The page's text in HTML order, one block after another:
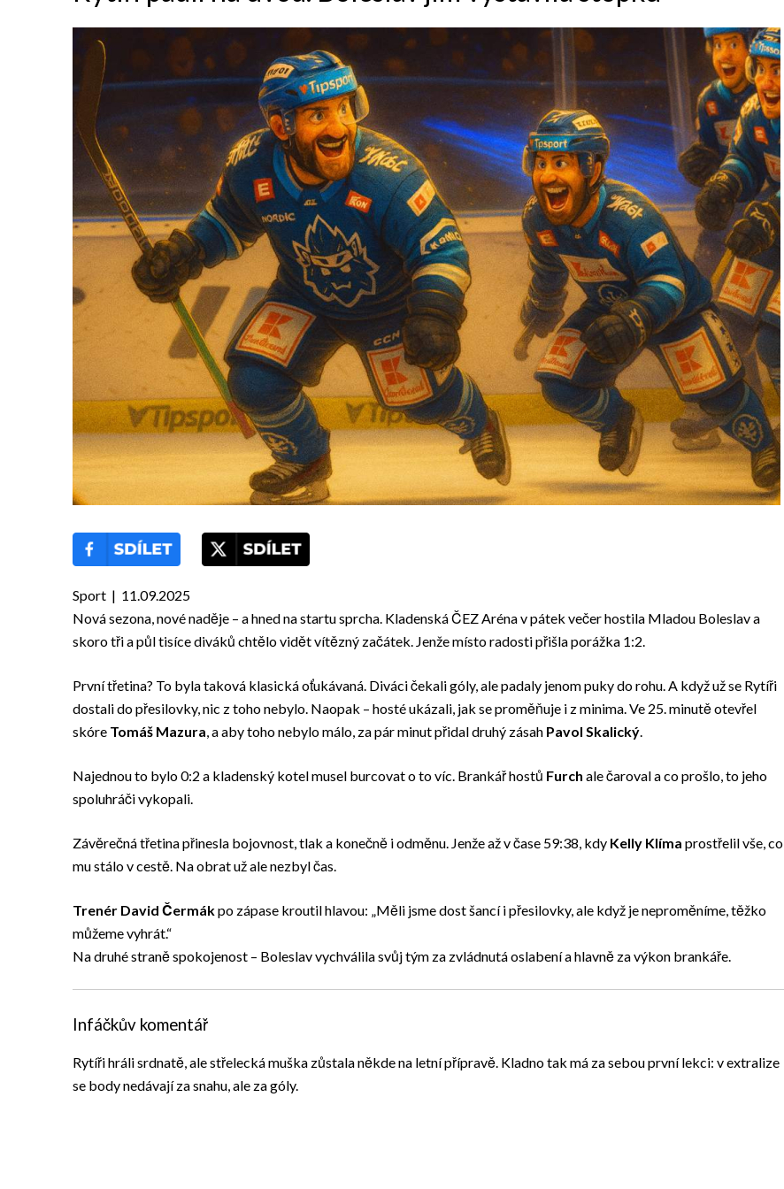
Sport | 11.09.2025
Nová sezona, nové naděje – a hned na startu sprcha. Kladenská ČEZ Aréna v pátek večer hostila Mladou Boleslav a
skoro tři a půl tisíce diváků chtělo vidět vítězný začátek. Jenže místo radosti přišla porážka 1:2.
První třetina? To byla taková klasická oťukávaná. Diváci čekali góly, ale padaly jenom puky do rohu. A když už se Rytíři
dostali do přesilovky, nic z toho nebylo. Naopak – hosté ukázali, jak se proměňuje i z minima. Ve 25. minutě otevřel
skóre Tomáš Mazura, a aby toho nebylo málo, za pár minut přidal druhý zásah Pavol Skalický.
Najednou to bylo 0:2 a kladenský kotel musel burcovat o to víc. Brankář hostů Furch ale čaroval a co prošlo, to jeho
spoluhráči vykopali.
Závěrečná třetina přinesla bojovnost, tlak a konečně i odměnu. Jenže až v čase 59:38, kdy Kelly Klíma prostřelil vše, co
mu stálo v cestě. Na obrat už ale nezbyl čas.
Trenér David Čermákpo zápase kroutil hlavou: „Měli jsme dost šancí i přesilovky, ale když je neproměníme, těžko
můžeme vyhrát.“
Na druhé straně spokojenost – Boleslav vychválila svůj tým za zvládnutá oslabení a hlavně za výkon brankáře.
Infáčkův komentář
Rytíři hráli srdnatě, ale střelecká muška zůstala někde na letní přípravě. Kladno tak má za sebou první lekci: v extralize
se body nedávají za snahu, ale za góly.